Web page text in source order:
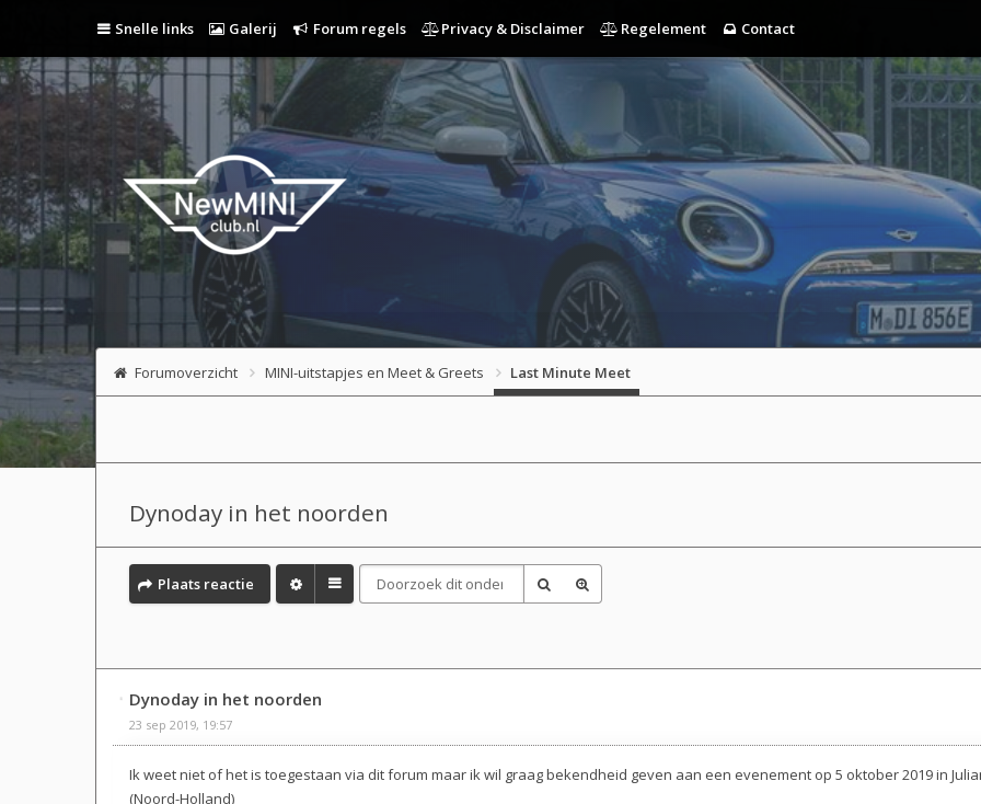
Snelle links Galerij Forum regels Privacy & Disclaimer Regelement Contact
Forumoverzicht MINI-uitstapjes en Meet & Greets Last Minute Meet
Dynoday in het noorden
Plaats reactie
Dynoday in het noorden
23 sep 2019, 19:57
Ik weet niet of het is toegestaan via dit forum maar ik wil graag bekendheid geven aan een evenement op 5 oktober 2019 in
(Noord-Holland)